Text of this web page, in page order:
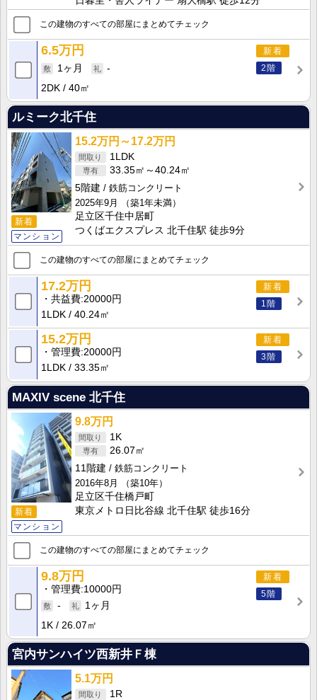
この建物のすべての部屋にまとめてチェック
新着
2階
6.5万円
1ヶ月
-
2DK
40㎡
ルミーク北千住
新着
マンション
15.2万円～17.2万円
1LDK
33.35㎡～40.24㎡
5階建
鉄筋コンクリート
2025年9月
（築1年未満）
足立区千住中居町
つくばエクスプレス 北千住駅 徒歩9分
この建物のすべての部屋にまとめてチェック
新着
1階
17.2万円
共益費 20000円
1LDK
40.24㎡
新着
3階
15.2万円
管理費 20000円
1LDK
33.35㎡
MAXIV scene 北千住
新着
マンション
9.8万円
1K
26.07㎡
11階建
鉄筋コンクリート
2016年8月
（築10年）
足立区千住橋戸町
東京メトロ日比谷線 北千住駅 徒歩16分
この建物のすべての部屋にまとめてチェック
新着
5階
9.8万円
管理費 10000円
-
1ヶ月
1K
26.07㎡
宮内サンハイツ西新井Ｆ棟
5.1万円
1R